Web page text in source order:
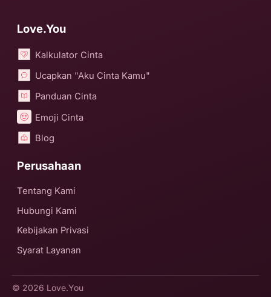
Love.You
Kalkulator Cinta
Ucapkan "Aku Cinta Kamu"
Panduan Cinta
Emoji Cinta
Blog
Perusahaan
Tentang Kami
Hubungi Kami
Kebijakan Privasi
Syarat Layanan
© 2026 Love.You